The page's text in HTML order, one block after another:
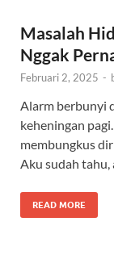
Masalah
Nggak
Februari 2, 2025 -
Alarm berbunyi
keheningan
membungkus
Aku sudah tahu,
READ MORE